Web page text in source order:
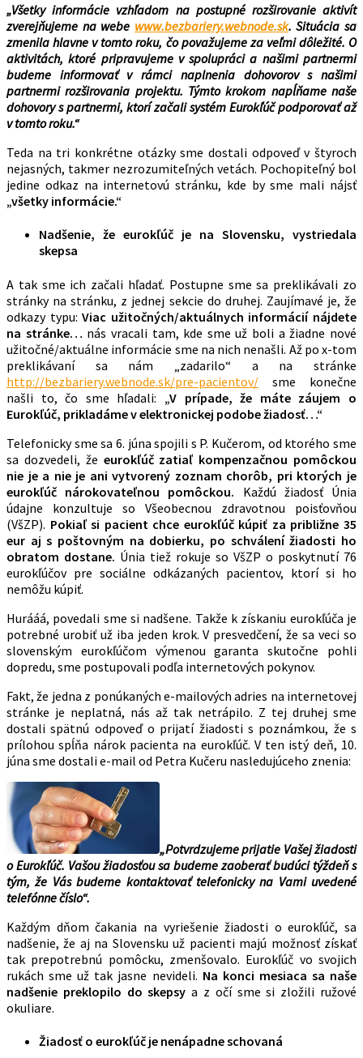
„Všetky informácie vzhľadom na postupné rozširovanie aktivít
zverejňujeme na webe www.bezbariery.webnode.sk. Situácia sa
zmenila hlavne v tomto roku, čo považujeme za veľmi dôležité. O
aktivitách, ktoré pripravujeme v spolupráci a našimi partnermi
budeme informovať v rámci naplnenia dohovorov s našimi
partnermi rozširovania projektu. Týmto krokom napĺňame naše
dohovory s partnermi, ktorí začali systém Eurokľúč podporovať až
v tomto roku.“
Teda na tri konkrétne otázky sme dostali odpoveď v štyroch
nejasných, takmer nezrozumiteľných vetách. Pochopiteľný bol
jedine odkaz na internetovú stránku, kde by sme mali nájsť
„všetky informácie.“
Nadšenie, že eurokľúč je na Slovensku, vystriedala
skepsa
A tak sme ich začali hľadať. Postupne sme sa preklikávali zo
stránky na stránku, z jednej sekcie do druhej. Zaujímavé je, že
odkazy typu:Viac užitočných/aktuálnych informácií nájdete
na stránke… nás vracali tam, kde sme už boli a žiadne nové
užitočné/aktuálne informácie sme na nich nenašli. Až po x-tom
preklikávaní sa nám „zadarilo“ a na stránke
http://bezbariery.webnode.sk/pre-pacientov/ sme konečne
našli to, čo sme hľadali: „V prípade, že máte záujem o
Eurokľúč, prikladáme v elektronickej podobe žiadosť…“
Telefonicky sme sa 6. júna spojili s P. Kučerom, od ktorého sme
sa dozvedeli, že eurokľúč zatiaľ kompenzačnou pomôckou
nie je a nie je ani vytvorený zoznam chorôb, pri ktorých je
eurokľúč nárokovateľnou pomôckou. Každú žiadosť Únia
údajne konzultuje so Všeobecnou zdravotnou poisťovňou
(VšZP). Pokiaľ si pacient chce eurokľúč kúpiť za približne 35
eur aj s poštovným na dobierku, po schválení žiadosti ho
obratom dostane. Únia tiež rokuje so VšZP o poskytnutí 76
eurokľúčov pre sociálne odkázaných pacientov, ktorí si ho
nemôžu kúpiť.
Hurááá, povedali sme si nadšene. Takže k získaniu eurokľúča je
potrebné urobiť už iba jeden krok. V presvedčení, že sa veci so
slovenským eurokľúčom výmenou garanta skutočne pohli
dopredu, sme postupovali podľa internetových pokynov.
Fakt, že jedna z ponúkaných e-mailových adries na internetovej
stránke je neplatná, nás až tak netrápilo. Z tej druhej sme
dostali spätnú odpoveď o prijatí žiadosti s poznámkou, že s
prílohou spĺňa nárok pacienta na eurokľúč. V ten istý deň, 10.
júna sme dostali e-mail od Petra Kučeru nasledujúceho znenia:
„Potvrdzujeme prijatie Vašej žiadosti
o Eurokľúč. Vašou žiadosťou sa budeme zaoberať budúci týždeň s
tým, že Vás budeme kontaktovať telefonicky na Vami uvedené
telefónne číslo“.
Každým dňom čakania na vyriešenie žiadosti o eurokľúč, sa
nadšenie, že aj na Slovensku už pacienti majú možnosť získať
tak prepotrebnú pomôcku, zmenšovalo. Eurokľúč vo svojich
rukách sme už tak jasne nevideli. Na konci mesiaca sa naše
nadšenie preklopilo do skepsy a z očí sme si zložili ružové
okuliare.
Žiadosť o eurokľúč je nenápadne schovaná